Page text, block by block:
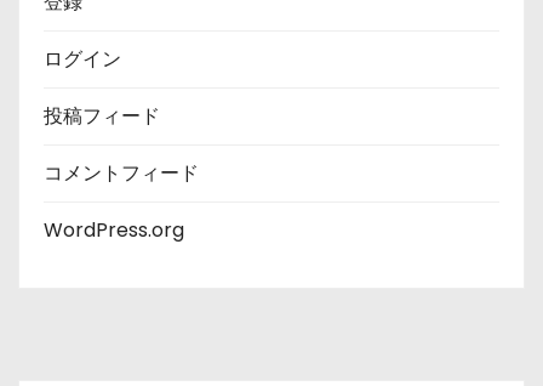
ログイン
投稿フィード
コメントフィード
WordPress.org